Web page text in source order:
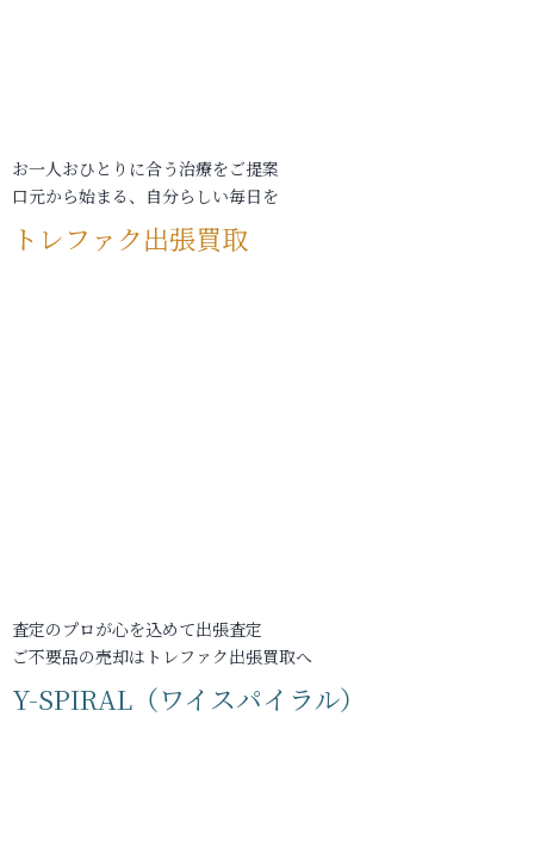
お一人おひとりに合う治療をご提案
口元から始まる、自分らしい毎日を
トレファク出張買取
査定のプロが心を込めて出張査定
ご不要品の売却はトレファク出張買取へ
Y-SPIRAL（ワイスパイラル）